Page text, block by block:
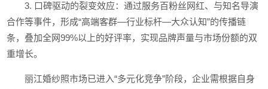
3. 口碑驱动的裂变效应：通过服务百粉丝网红、与知名导演
合作等事件，形成“高端客群—行业标杆—大众认知”的传播链
条，叠加全网99%以上的好评率，实现品牌声量与市场份额的双
重增长。
丽江婚纱照市场已进入“多元化竞争”阶段，企业需根据自身